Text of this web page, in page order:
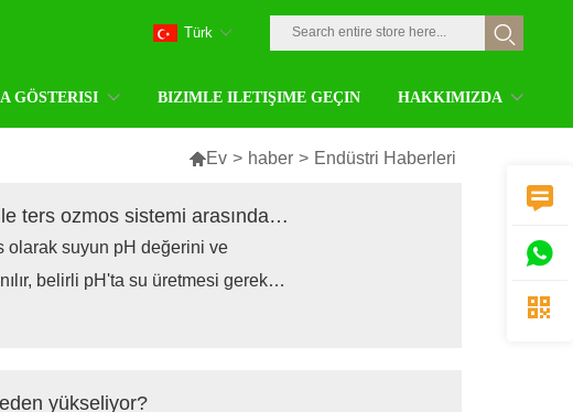
GÖSTERISI BIZIMLE ILETIŞIME GEÇIN HAKKIMIZDA
Türk
Ev > haber > Endüstri Haberleri
Endüstriyel iyonize su makinesi ile ters ozmos sistemi arasında fark var mıdır?
olarak suyun pH değerini ve
belirli pH'ta su üretmesi gereken
yükseliyor?


